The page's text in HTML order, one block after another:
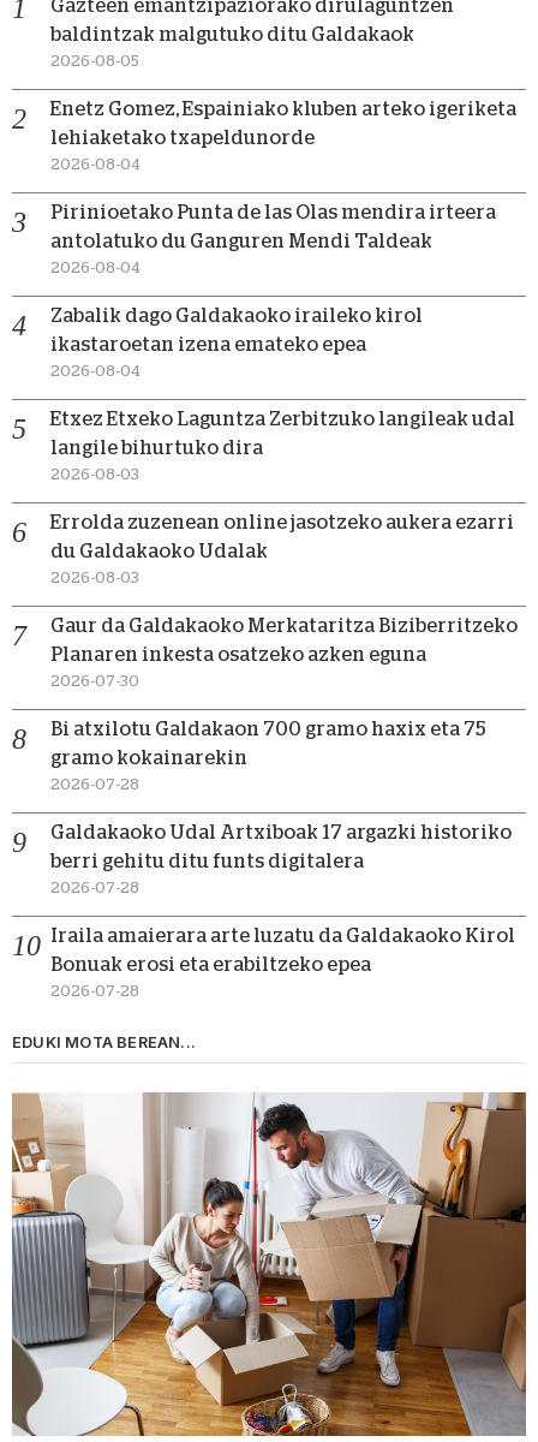
Gazteen emantzipaziorako dirulaguntzen
baldintzak malgutuko ditu Galdakaok
2026-08-05
Enetz Gomez, Espainiako kluben arteko igeriketa
lehiaketako txapeldunorde
2026-08-04
Pirinioetako Punta de las Olas mendira irteera
antolatuko du Ganguren Mendi Taldeak
2026-08-04
Zabalik dago Galdakaoko iraileko kirol
ikastaroetan izena emateko epea
2026-08-04
Etxez Etxeko Laguntza Zerbitzuko langileak udal
langile bihurtuko dira
2026-08-03
Errolda zuzenean online jasotzeko aukera ezarri
du Galdakaoko Udalak
2026-08-03
Gaur da Galdakaoko Merkataritza Biziberritzeko
Planaren inkesta osatzeko azken eguna
2026-07-30
Bi atxilotu Galdakaon 700 gramo haxix eta 75
gramo kokainarekin
2026-07-28
Galdakaoko Udal Artxiboak 17 argazki historiko
berri gehitu ditu funts digitalera
2026-07-28
Iraila amaierara arte luzatu da Galdakaoko Kirol
Bonuak erosi eta erabiltzeko epea
2026-07-28
EDUKI MOTA BEREAN...